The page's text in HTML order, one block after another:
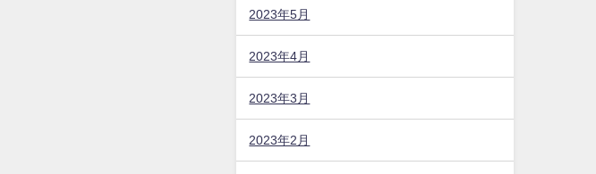
2023年5月
2023年4月
2023年3月
2023年2月